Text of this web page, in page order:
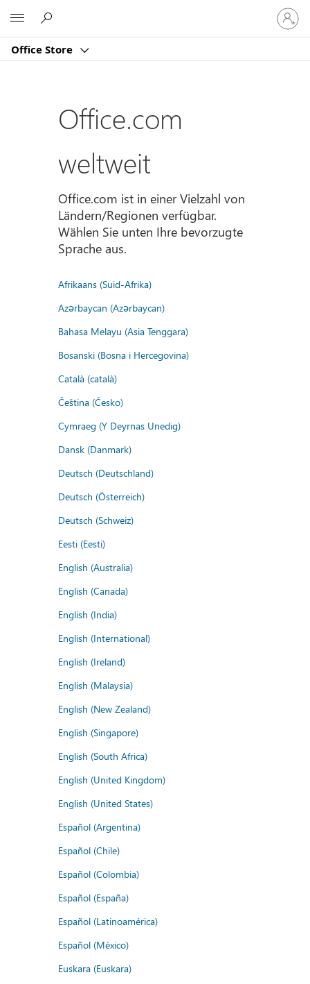
Office Store
Bei
Ihrem
Konto
Office.com
weltweit
Office.com ist in einer Vielzahl von
Ländern/Regionen verfügbar.
Wählen Sie unten Ihre bevorzugte
Sprache aus.
Afrikaans (Suid-Afrika)
Azərbaycan (Azərbaycan)
Bahasa Melayu (Asia Tenggara)
Bosanski (Bosna i Hercegovina)
Català (català)
Čeština (Česko)
Cymraeg (Y Deyrnas Unedig)
Dansk (Danmark)
Deutsch (Deutschland)
Deutsch (Österreich)
Deutsch (Schweiz)
Eesti (Eesti)
English (Australia)
English (Canada)
English (India)
English (International)
English (Ireland)
English (Malaysia)
English (New Zealand)
English (Singapore)
English (South Africa)
English (United Kingdom)
English (United States)
Español (Argentina)
Español (Chile)
Español (Colombia)
Español (España)
Español (Latinoamérica)
Español (México)
Euskara (Euskara)